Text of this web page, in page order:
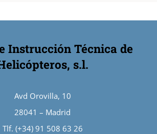
Instrucción Técnica de
s.l.
Avd Orovilla, 10
28041 – Madrid
Tlf. (+34) 91 508 63 26